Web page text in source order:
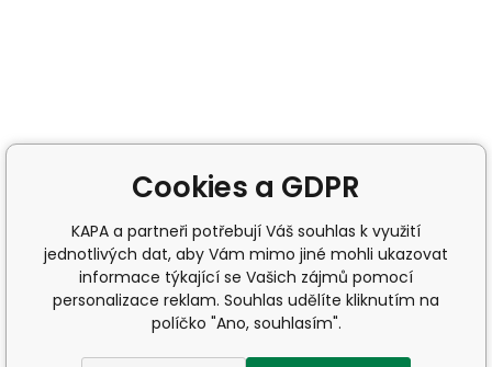
Cookies a GDPR
KAPA a partneři potřebují Váš souhlas k využití
jednotlivých dat, aby Vám mimo jiné mohli ukazovat
informace týkající se Vašich zájmů pomocí
personalizace reklam. Souhlas udělíte kliknutím na
políčko "Ano, souhlasím".